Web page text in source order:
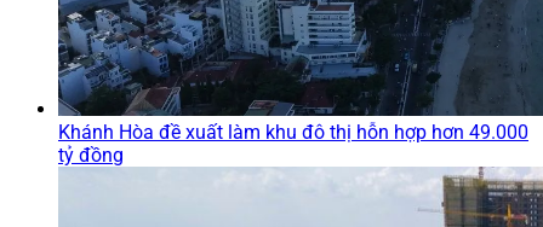
Khánh Hòa đề xuất làm khu đô thị hỗn hợp hơn 49.000
tỷ đồng